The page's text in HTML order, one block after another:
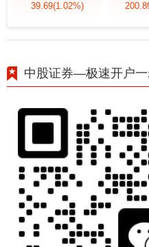
39.69(1.02%)
中股证券—极速开户一